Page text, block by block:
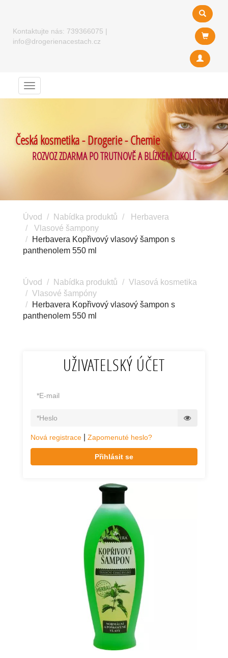
Kontaktujte nás: 739366075 |
info@drogerienacestach.cz
Menu
Česká kosmetika - Drogerie - Chemie
ROZVOZ ZDARMA PO TRUTNOVĚ A BLÍZKÉM OKOLÍ.
Úvod Nabídka produktů
Herbavera
Vlasové šampony
Herbavera Kopřivový vlasový šampon s
panthenolem 550 ml
Úvod Nabídka produktů
Vlasová kosmetika
Vlasové šampóny
Herbavera Kopřivový vlasový šampon s
panthenolem 550 ml
UŽIVATELSKÝ ÚČET
Nová registrace Zapomenuté heslo?
Přihlásit se